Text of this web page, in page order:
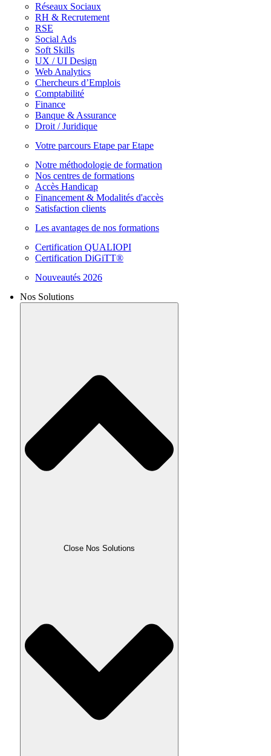
Réseaux Sociaux
RH & Recrutement
RSE
Social Ads
Soft Skills
UX / UI Design
Web Analytics
Chercheurs d’Emplois
Comptabilité
Finance
Banque & Assurance
Droit / Juridique
Votre parcours Etape par Etape
Notre méthodologie de formation
Nos centres de formations
Accès Handicap
Financement & Modalités d'accès
Satisfaction clients
Les avantages de nos formations
Certification QUALIOPI
Certification DiGiTT®
Nouveautés 2026
Nos Solutions
Close Nos Solutions